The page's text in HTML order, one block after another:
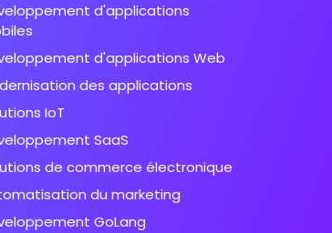
d'applications
d'applications Web
des applications
IoT
SaaS
de commerce électronique
du marketing
GoLang